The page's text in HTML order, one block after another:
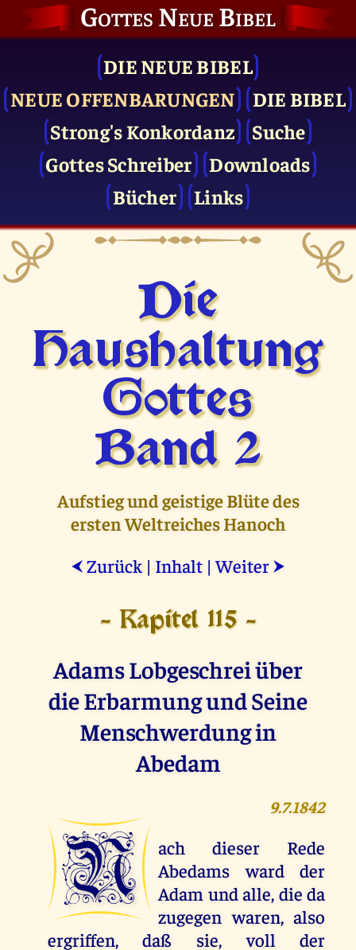
Gottes Neue Bibel
DIE NEUE BIBEL
NEUE OFFENBARUNGEN
DIE BIBEL
Strong's Konkordanz
Suche
Gottes Schreiber
Downloads
Bücher
Links
Die
Haushaltung
Gottes
Band 2
Aufstieg und geistige Blüte des
ersten Weltreiches Hanoch
⮜ Zurück | Inhalt |Weiter ⮞
- Kapitel 115 -
Adams Lobgeschrei über
die Erbarmung und Seine
Menschwerdung in
Abedam
9.7.1842
N
ach dieser Rede
Abedams ward der
Adam und alle, die da
zugegen waren, also
ergriffen, daß sie, voll der